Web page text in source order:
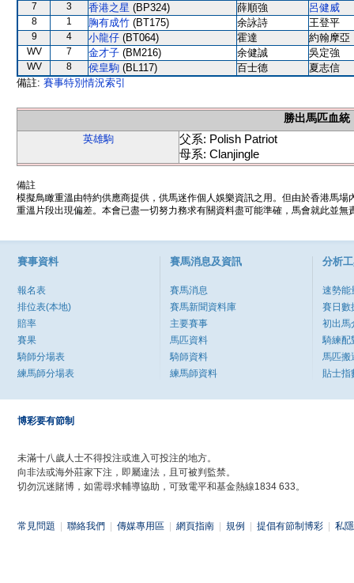
7 3 香港之星 (BP324) 薛順強 呂健威
8 1 胸有成竹 (BT175) 余詠詩 王登平
9 4 小龍仔 (BT064) 霍達 約翰摩亞
WV 7 金才子 (BM216) 余健誠 吳定強
WV 8 侯皇駒 (BL117) 百士德
夏志信
備註: 賽事特別情況索引
勝出馬匹血統
英雄駒
父系: Polish Patriot
母系: Clanjingle
備註
模擬鳥瞰重溫由特約供應商提供，供馬迷作個人娛樂資訊之用。但由於香港馬
重溫片段出現偏差。本會已盡一切努力務求有關資料盡可能準確，馬會就此並
賽事資料
報名表
排位表(本地)
賠率
賽果
騎師分場表
練馬師分場表
賽馬消息及資訊
賽馬消息
賽馬新聞資料庫
主要賽事
馬匹資料
騎師資料
練馬師資料
分析
速勢能
賽日數
初出馬
騎練配
馬匹搬
貼士指
博彩要有節制
未滿十八歲人士不得投注或進入可投注的地方。
向非法或海外莊家下注，即屬違法，且可被判監禁。
切勿沉迷賭博，如需尋求輔導協助，可致電平和基金熱線1834 633。
常見問題 聯絡我們 傳媒專用區 網頁指南 規例 提倡有節制博彩 私